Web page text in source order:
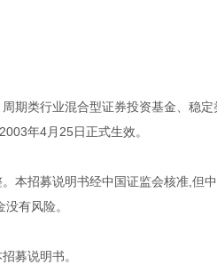
期类行业混合型证券投资基金、稳
年4月25日正式生效。
本招募说明书经中国证监会核准,但
有风险。
募说明书。